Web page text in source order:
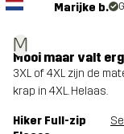
M
Marijke b.
Mooi maar valt
3XL of 4XL zijn de
krap in 4XL. Helaas.
Hiker Full-zip